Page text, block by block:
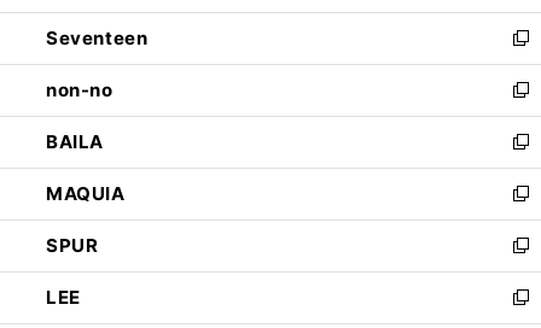
開
く
ウ
で
開
く
ン
ド
ウ
で
開
く
Seventeen
新
し
い
ウ
ィ
ン
ド
ウ
で
開
く
non-no
新
し
い
ウ
ィ
ン
ド
ウ
で
開
BAILA
新
し
い
ウ
ィ
ン
ド
MAQUIA
新
し
い
ウ
ィ
SPUR
新
し
い
LEE
新